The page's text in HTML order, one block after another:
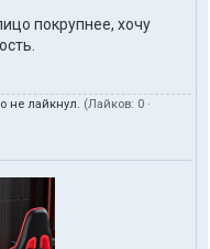
покрупнее, хочу
не лайкнул. (Лайков: 0 ·